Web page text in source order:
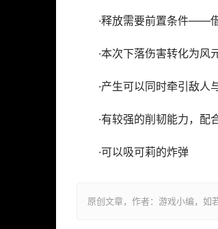
·释放需要前置条件——
·本次下落伤害转化为风
·产生可以同时牵引敌人
·有较强的削韧能力，配
·可以吸可莉的炸弹
原创文章，作者：游戏小编，